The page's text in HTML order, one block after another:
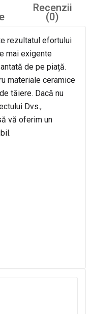
Recenzii
(0)
rezultatul efortului
mai exigente
de pe piață.
materiale ceramice
tăiere. Dacă nu
Dvs.,
vă oferim un